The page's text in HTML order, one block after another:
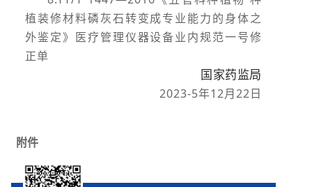
植装修材料磷灰石转变成专业能力的身体之
外鉴定》医疗管理仪器设备业内规范一号修
正单
国家药监局
2023-5年12月22日
附件